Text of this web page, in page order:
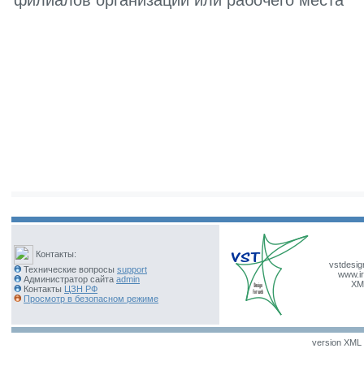
Контакты:
Технические вопросы support
Администратор сайта admin
Контакты ЦЗН РФ
Просмотр в безопасном режиме
version